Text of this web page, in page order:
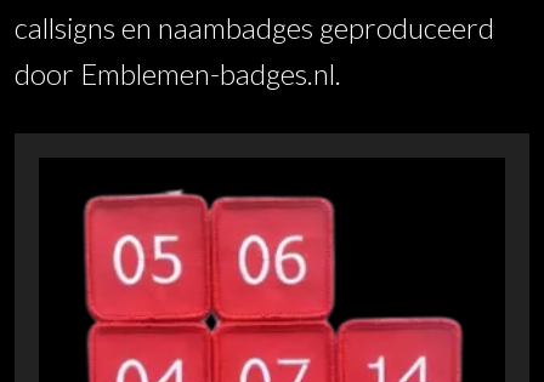
callsigns en naambadges geproduceerd
door Emblemen-badges.nl.